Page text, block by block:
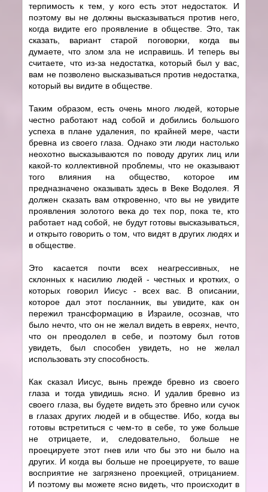
терпимость к тем, у кого есть этот недостаток. И
поэтому вы не должны высказываться против него,
когда видите его проявление в обществе. Это, так
сказать, вариант старой поговорки, когда вы
думаете, что злом зла не исправишь. И теперь вы
считаете, что из-за недостатка, который был у вас,
вам не позволено высказываться против недостатка,
который вы видите в обществе.
Таким образом, есть очень много людей, которые
честно работают над собой и добились большого
успеха в плане удаления, по крайней мере, части
бревна из своего глаза. Однако эти люди настолько
неохотно высказываются по поводу других лиц или
какой-то коллективной проблемы, что не оказывают
того влияния на общество, которое им
предназначено оказывать здесь в Веке Водолея. Я
должен сказать вам откровенно, что вы не увидите
проявления золотого века до тех пор, пока те, кто
работает над собой, не будут готовы высказываться,
и открыто говорить о том, что видят в других людях и
в обществе.
Это касается почти всех неагрессивных, не
склонных к насилию людей - честных и кротких, о
которых говорил Иисус - всех вас. В описании,
которое дал этот посланник, вы увидите, как он
пережил трансформацию в Израиле, осознав, что
было нечто, что он не желал видеть в евреях, нечто,
что он преодолел в себе, и поэтому был готов
увидеть, был способен увидеть, но не желал
использовать эту способность.
Как сказал Иисус, вынь прежде бревно из своего
глаза и тогда увидишь ясно. И удалив бревно из
своего глаза, вы будете видеть это бревно или сучок
в глазах других людей и в обществе. Ибо, когда вы
готовы встретиться с чем-то в себе, то уже больше
не отрицаете, и, следовательно, больше не
проецируете этот гнев или что бы это ни было на
других. И когда вы больше не проецируете, то ваше
восприятие не загрязнено проекцией, отрицанием.
И поэтому вы можете ясно видеть, что происходит в